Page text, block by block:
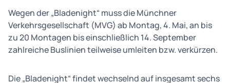
Wegen der „Bladenight“ muss die Münchner
Verkehrsgesellschaft (MVG) ab Montag, 4. Mai, an bis
zu 20 Montagen bis einschließlich 14. September
zahlreiche Buslinien teilweise umleiten bzw. verkürzen.
Die „Bladenight“ findet wechselnd auf insgesamt sechs